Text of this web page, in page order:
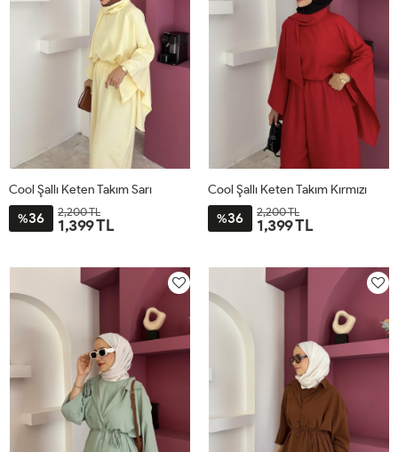
Cool Şallı Keten Takım Sarı
%36 2,200 TL
1,399 TL
Cool Şallı Keten Takım Kırmızı
%36 2,200 TL
1,399 TL